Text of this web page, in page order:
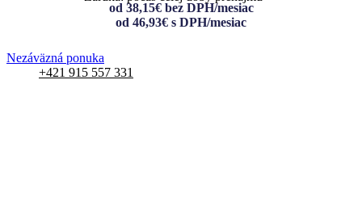
od 38,15€ bez DPH/mesiac
od 46,93€ s DPH/mesiac
Nezáväzná ponuka
+421 915 557 331